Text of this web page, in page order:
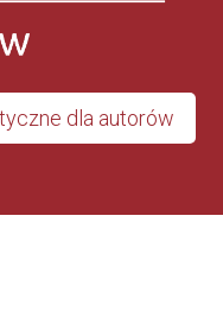
dla autorów